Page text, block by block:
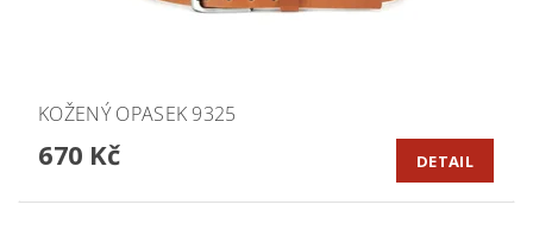
KOŽENÝ OPASEK 9325
670 Kč DETAIL